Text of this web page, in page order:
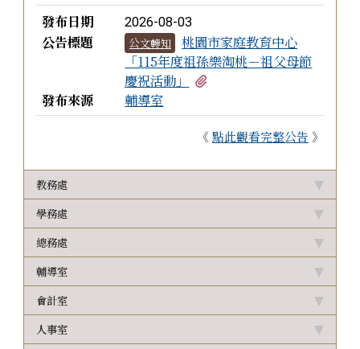
發布日期
2026-08-03
公告標題 公文轉知
桃園市家庭教育中心
「115年度祖孫樂淘桃－祖父母節
慶祝活動」
發布來源
輔導室
《 點此觀看完整公告 》
教務處
學務處
總務處
輔導室
會計室
人事室